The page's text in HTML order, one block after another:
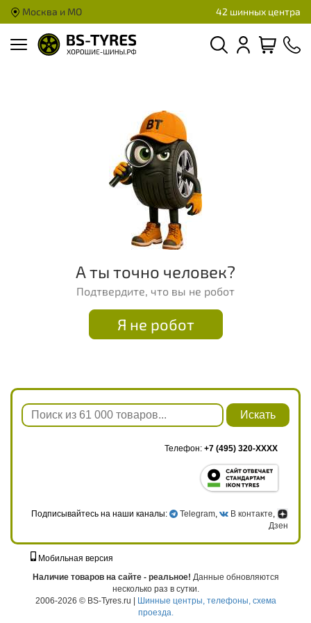
Москва и МО 42 шинных центра
А ты точно человек?
Подтвердите, что вы не робот
Я не робот
Искать
Телефон: +7 (495) 320-XXXX
Подписывайтесь на наши каналы: Telegram , В контакте
Дзен
Мобильная версия
Наличие товаров на сайте - реальное! Данные обновляются
несколько раз в сутки.
2006-2026 © BS-Tyres.ru | Шинные центры, телефоны, схема
проезда.